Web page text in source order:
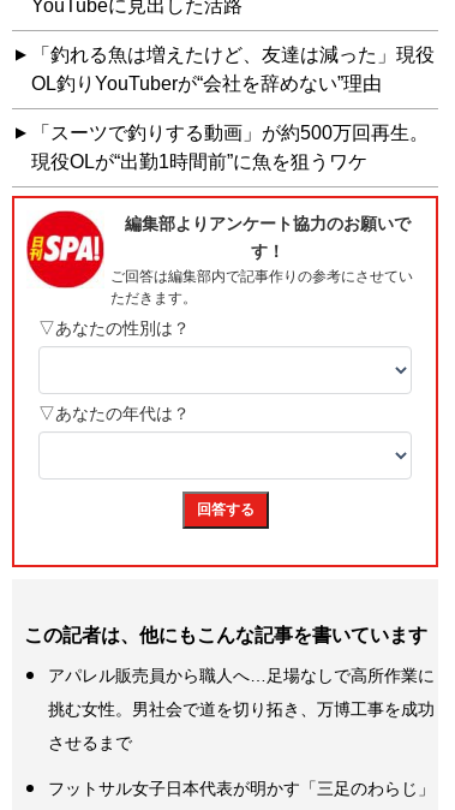
YouTubeに見出した活路
「釣れる魚は増えたけど、友達は減った」現役
OL釣りYouTuberが“会社を辞めない”理由
「スーツで釣りする動画」が約500万回再生。
現役OLが“出勤1時間前”に魚を狙うワケ
この記者は、他にもこんな記事を書いています
アパレル販売員から職人へ…足場なしで高所作業に
挑む女性。男社会で道を切り拓き、万博工事を成功
させるまで
フットサル女子日本代表が明かす「三足のわらじ」